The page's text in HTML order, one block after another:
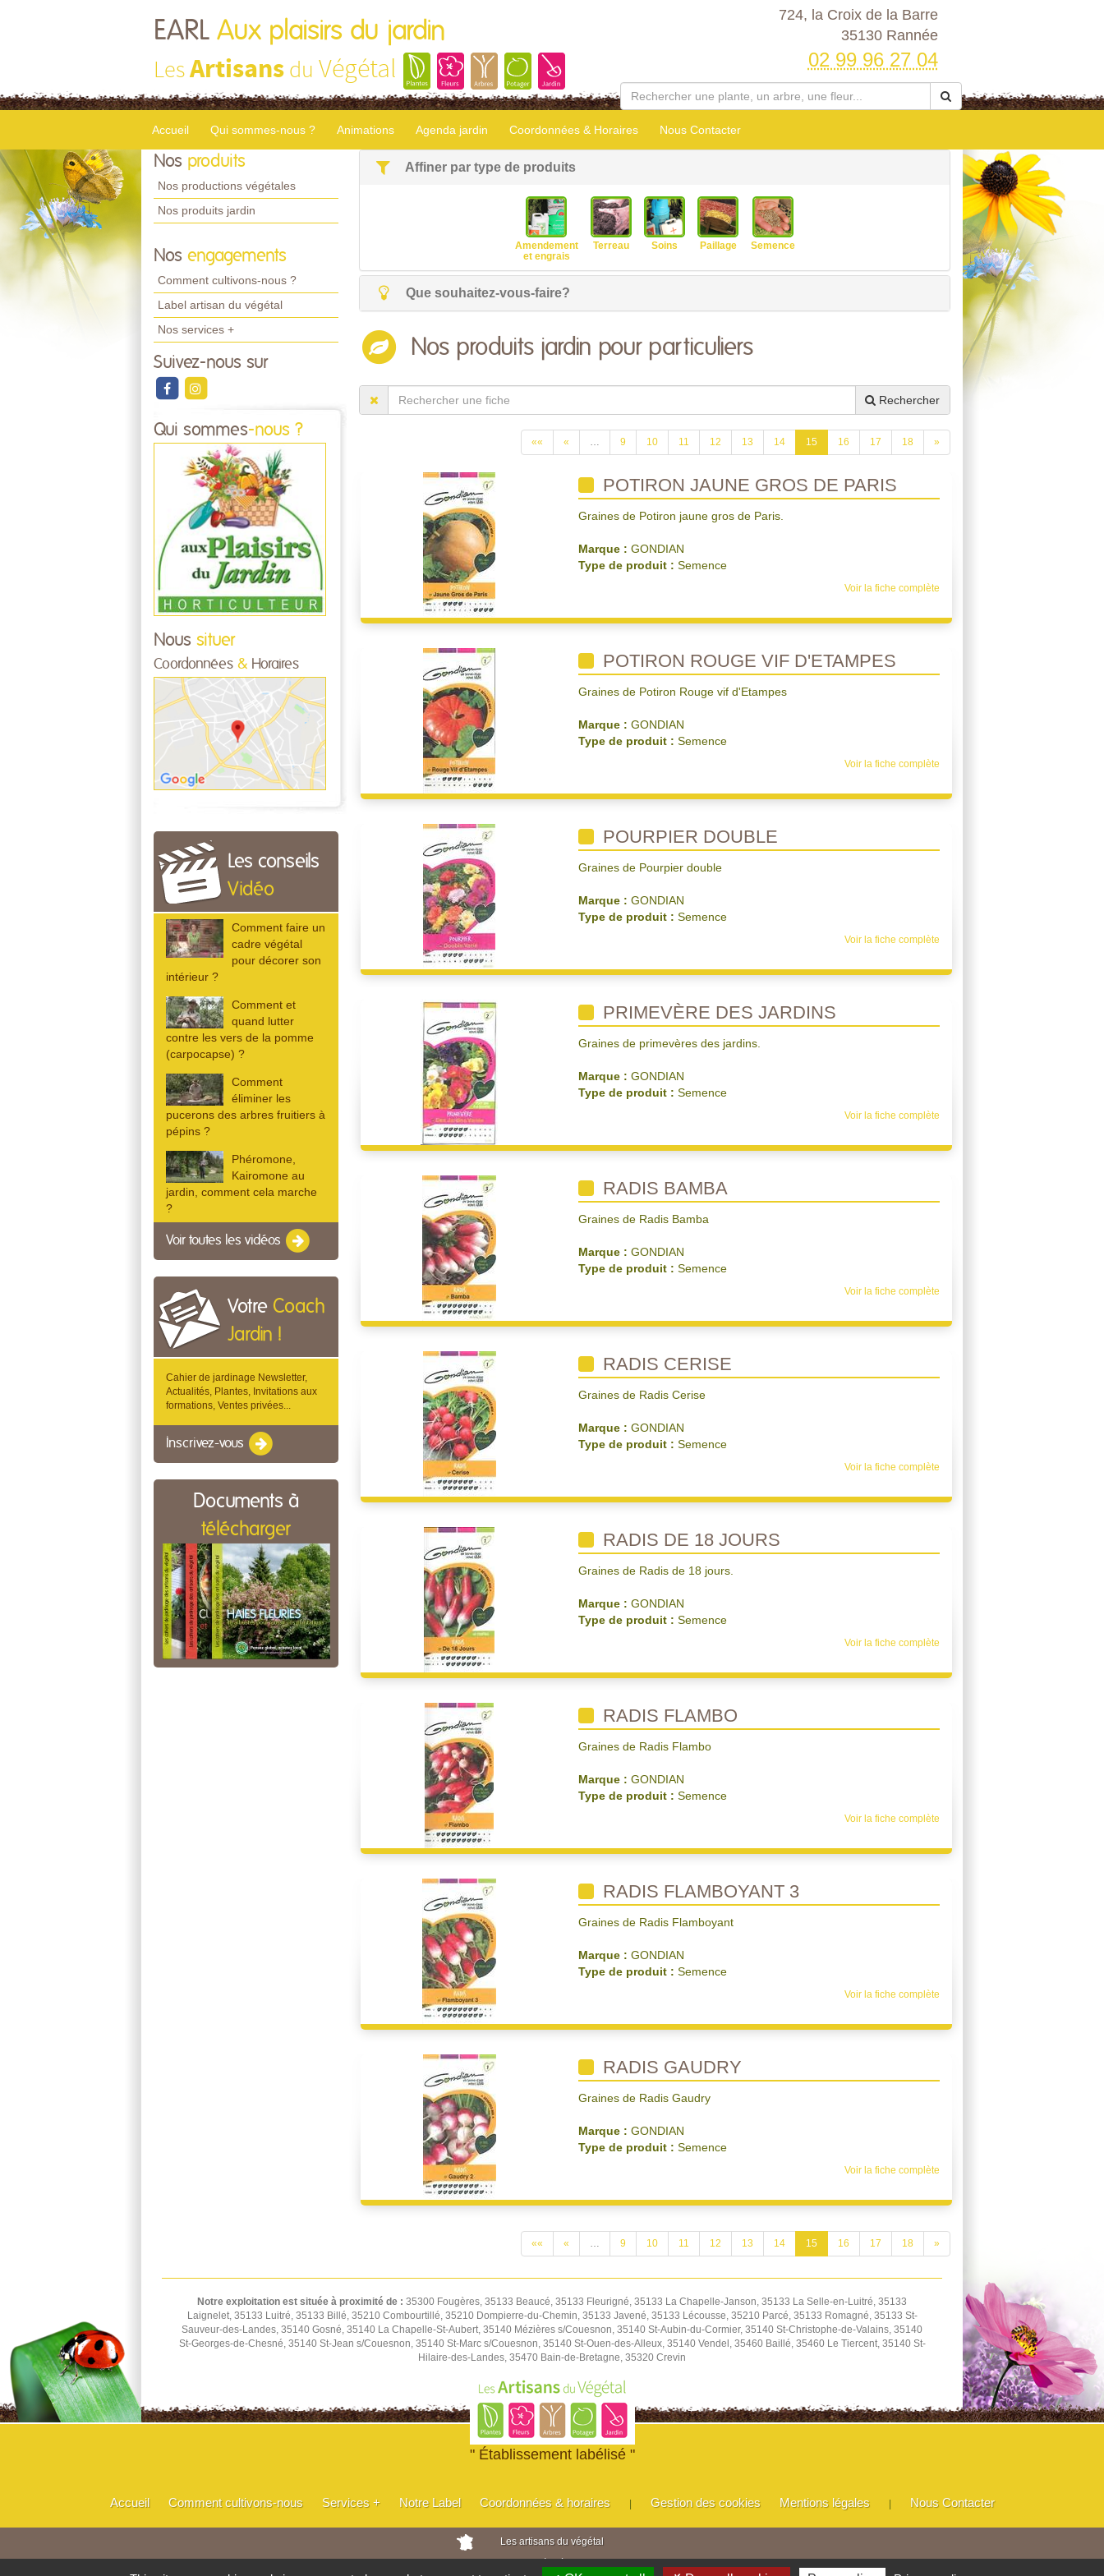
EARL Aux plaisirs du jardin
LesArtisans du Végétal
724, la Croix de la Barre
35130 Rannée
02 99 96 27 04
Accueil Qui sommes-nous ? Animations Agenda jardin Coordonnées & Horaires Nous Contacter
Nos produits
Nos productions végétales
Nos produits jardin
Nos engagements
Comment cultivons-nous ?
Label artisan du végétal
Nos services +
Suivez-nous sur
Qui sommes-nous ?
Nous situer
Coordonnées & Horaires
Les conseils
Vidéo
Comment faire un
cadre végétal
pour décorer son
intérieur ?
Comment et
quand lutter
contre les vers de la pomme
(carpocapse) ?
Comment
éliminer les
pucerons des arbres fruitiers à
pépins ?
Phéromone,
Kairomone au
jardin, comment cela marche
?
Voir toutes les vidéos
Votre Coach
Jardin !
Cahier de jardinage Newsletter,
Actualités, Plantes, Invitations aux
formations, Ventes privées...
Inscrivez-vous
Documents à
télécharger
Affiner par type de produits
Amendement
et engrais
Terreau Soins Paillage Semence
Que souhaitez-vous-faire?
Nos produits jardin pour particuliers
Rechercher
«« « … 9 10 11 12 13 14 15 16 17 18 »
POTIRON JAUNE GROS DE PARIS
Graines de Potiron jaune gros de Paris.
Marque : GONDIAN
Type de produit : Semence
Voir la fiche complète
POTIRON ROUGE VIF D'ETAMPES
Graines de Potiron Rouge vif d'Etampes
Marque : GONDIAN
Type de produit : Semence
Voir la fiche complète
POURPIER DOUBLE
Graines de Pourpier double
Marque : GONDIAN
Type de produit : Semence
Voir la fiche complète
PRIMEVÈRE DES JARDINS
Graines de primevères des jardins.
Marque : GONDIAN
Type de produit : Semence
Voir la fiche complète
RADIS BAMBA
Graines de Radis Bamba
Marque : GONDIAN
Type de produit : Semence
Voir la fiche complète
RADIS CERISE
Graines de Radis Cerise
Marque : GONDIAN
Type de produit : Semence
Voir la fiche complète
RADIS DE 18 JOURS
Graines de Radis de 18 jours.
Marque : GONDIAN
Type de produit : Semence
Voir la fiche complète
RADIS FLAMBO
Graines de Radis Flambo
Marque : GONDIAN
Type de produit : Semence
Voir la fiche complète
RADIS FLAMBOYANT 3
Graines de Radis Flamboyant
Marque : GONDIAN
Type de produit : Semence
Voir la fiche complète
RADIS GAUDRY
Graines de Radis Gaudry
Marque : GONDIAN
Type de produit : Semence
Voir la fiche complète
«« « … 9 10 11 12 13 14 15 16 17 18 »
Notre exploitation est située à proximité de : 35300 Fougères, 35133 Beaucé, 35133 Fleurigné, 35133 La Chapelle-Janson, 35133 La Selle-en-Luitré, 35133
Laignelet, 35133 Luitré, 35133 Billé, 35210 Combourtillé, 35210 Dompierre-du-Chemin, 35133 Javené, 35133 Lécousse, 35210 Parcé, 35133 Romagné, 35133 St-
Sauveur-des-Landes, 35140 Gosné, 35140 La Chapelle-St-Aubert, 35140 Mézières s/Couesnon, 35140 St-Aubin-du-Cormier, 35140 St-Christophe-de-Valains, 35140
St-Georges-de-Chesné, 35140 St-Jean s/Couesnon, 35140 St-Marc s/Couesnon, 35140 St-Ouen-des-Alleux, 35140 Vendel, 35460 Baillé, 35460 Le Tiercent, 35140 St-
Hilaire-des-Landes, 35470 Bain-de-Bretagne, 35320 Crevin
" Établissement labélisé "
Accueil Comment cultivons-nous Services + Notre Label Coordonnées & horaires Gestion des cookies Mentions légales Nous Contacter
Les artisans du végétal
Horticulteurs et pépinièristes de France